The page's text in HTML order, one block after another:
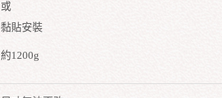
或
黏貼安裝
約1200g